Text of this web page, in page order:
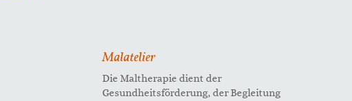
Malatelier
Die Maltherapie dient der
Gesundheitsförderung, der Begleitung